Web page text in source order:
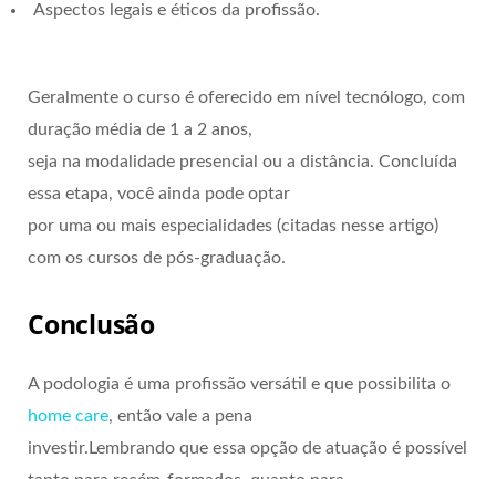
Aspectos legais e éticos da profissão.
Geralmente o curso é oferecido em nível tecnólogo, com
duração média de 1 a 2 anos,
seja na modalidade presencial ou a distância. Concluída
essa etapa, você ainda pode optar
por uma ou mais especialidades (citadas nesse artigo)
com os cursos de pós-graduação.
Conclusão
A podologia é uma profissão versátil e que possibilita o
home care, então vale a pena
investir.Lembrando que essa opção de atuação é possível